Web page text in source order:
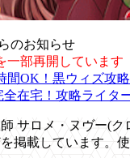
のお知らせ
一部再開しています
間OK！黒ウィズ攻
在宅！攻略ライタ
サロメ・ヌヴー(ク
掲載しています。